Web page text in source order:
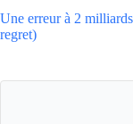
Une erreur à 2
regret)